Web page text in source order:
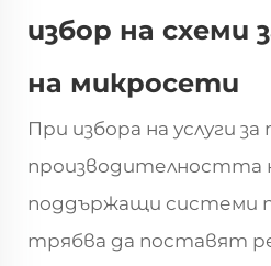
избор на схеми
на микросети
При избора на услуги
производителността
поддържащи системи
трябва да поставят